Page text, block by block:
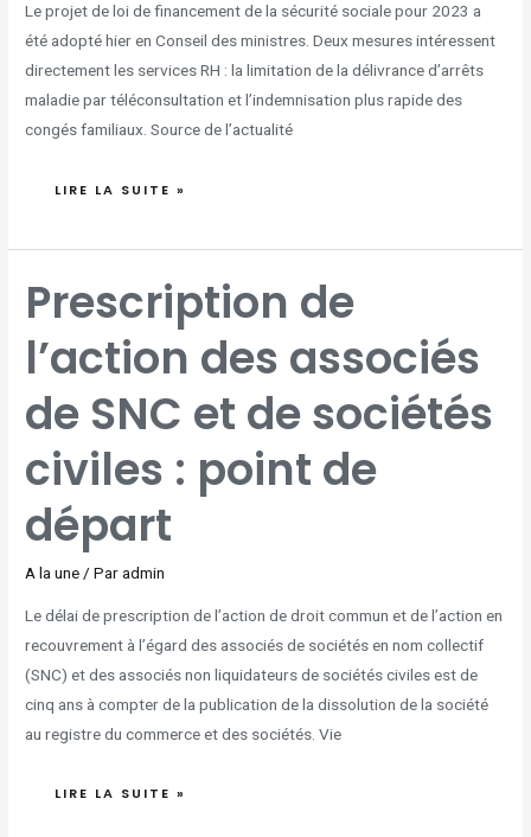
Le projet de loi de financement de la sécurité sociale pour 2023 a
été adopté hier en Conseil des ministres. Deux mesures intéressent
directement les services RH : la limitation de la délivrance d’arrêts
maladie par téléconsultation et l’indemnisation plus rapide des
congés familiaux. Source de l’actualité
LIRE LA SUITE »
Prescription de
l’action des associés
de SNC et de sociétés
civiles : point de
départ
A la une / Paradmin
Le délai de prescription de l’action de droit commun et de l’action en
recouvrement à l’égard des associés de sociétés en nom collectif
(SNC) et des associés non liquidateurs de sociétés civiles est de
cinq ans à compter de la publication de la dissolution de la société
au registre du commerce et des sociétés. Vie
DE
L’ACTION
DES
SNC
ET
DE
CIVILES
:
POINT
DE
LIRE LA SUITE »